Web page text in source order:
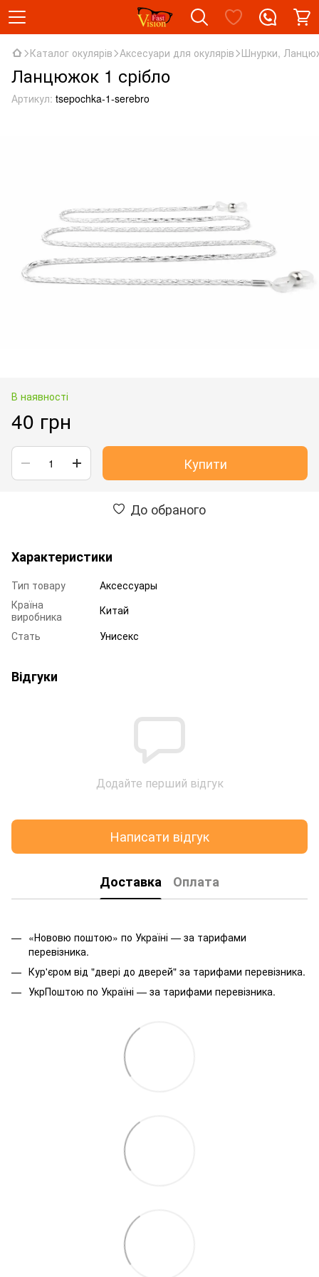
Каталог окулярів Аксесуари для окулярів Шнурки,
Ланцюжок 1 срібло
Артикул: tsepochka-1-serebro
В наявності
40 грн
Купити
До обраного
Характеристики
Тип товару
Аксессуары
Країна
виробника
Китай
Стать
Унисекс
Відгуки
Додайте перший відгук
Написати відгук
Доставка Оплата
«Нововю поштою» по Україні — за тарифами
перевізника.
Кур'єром від "двері до дверей" за тарифами перевізника.
УкрПоштою по Україні — за тарифами перевізника.